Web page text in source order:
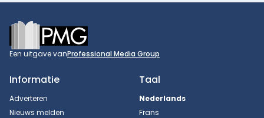
Footer
Een uitgave vanProfessional Media Group
Informatie
Adverteren
Nieuws melden
Taal
Nederlands
Frans